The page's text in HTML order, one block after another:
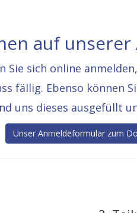
auf unserer
Sie sich online
fällig. Ebenso können
uns dieses ausgefüllt
Unser Anmeldeformular zum